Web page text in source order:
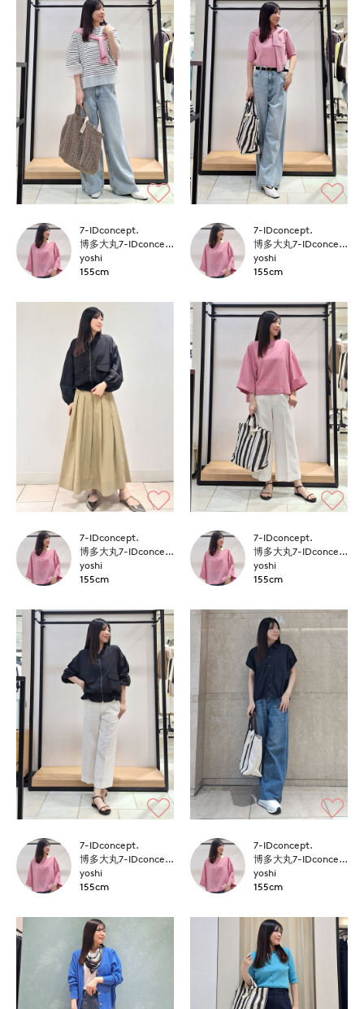
7-IDconcept.
博多大丸7-IDconcept.
yoshi
155cm
7-IDconcept.
博多大丸7-IDconcept.
yoshi
155cm
7-IDconcept.
博多大丸7-IDconcept.
yoshi
155cm
7-IDconcept.
博多大丸7-IDconcept.
yoshi
155cm
7-IDconcept.
博多大丸7-IDconcept.
yoshi
155cm
7-IDconcept.
博多大丸7-IDconcept.
yoshi
155cm